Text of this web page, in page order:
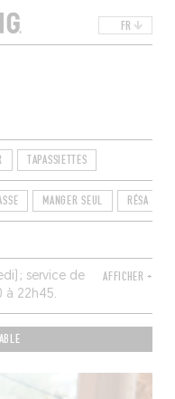
FR
TAPASSIETTES
MANGER SEUL RÉSA
; service de
à 22h45.
AFFICHER +